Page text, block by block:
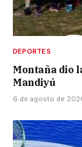
DEPORTES
Montaña dio
Mandiyú
6 de agosto de